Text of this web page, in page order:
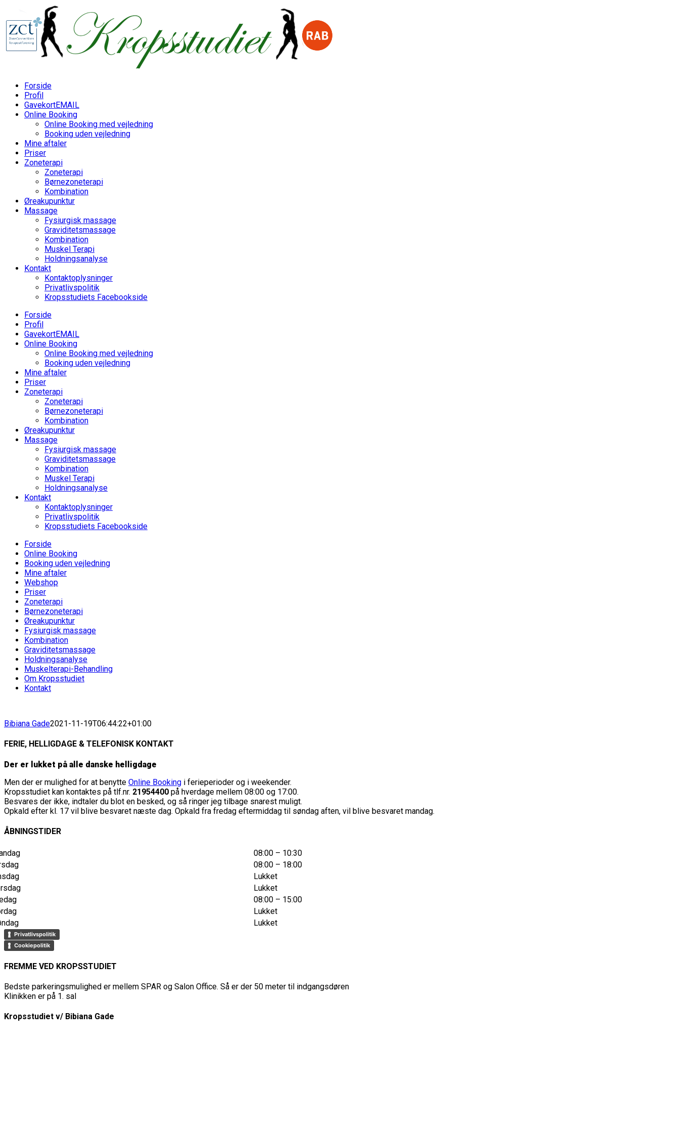
to
content
Forside
Profil
GavekortEMAIL
Online Booking
Online Booking med vejledning
Booking uden vejledning
Mine aftaler
Priser
Zoneterapi
Zoneterapi
Børnezoneterapi
Kombination
Øreakupunktur
Massage
Fysiurgisk massage
Graviditetsmassage
Kombination
Muskel Terapi
Holdningsanalyse
Kontakt
Kontaktoplysninger
Privatlivspolitik
Kropsstudiets Facebookside
Forside
Profil
GavekortEMAIL
Online Booking
Online Booking med vejledning
Booking uden vejledning
Mine aftaler
Priser
Zoneterapi
Zoneterapi
Børnezoneterapi
Kombination
Øreakupunktur
Massage
Fysiurgisk massage
Graviditetsmassage
Kombination
Muskel Terapi
Holdningsanalyse
Kontakt
Kontaktoplysninger
Privatlivspolitik
Kropsstudiets Facebookside
Forside
Online Booking
Booking uden vejledning
Mine aftaler
Webshop
Priser
Zoneterapi
Børnezoneterapi
Øreakupunktur
Fysiurgisk massage
Kombination
Graviditetsmassage
Holdningsanalyse
Muskelterapi-Behandling
Om Kropsstudiet
Kontakt
Bibiana Gade2021-11-19T06:44:22+01:00
FERIE, HELLIGDAGE & TELEFONISK KONTAKT
Der er lukket på alle danske helligdage
Men der er mulighed for at benytte Online Booking i ferieperioder og i weekender.
Kropsstudiet kan kontaktes på tlf.nr. 21954400 på hverdage mellem 08:00 og 17:00.
Besvares der ikke, indtaler du blot en besked, og så ringer jeg tilbage snarest muligt.
Opkald efter kl. 17 vil blive besvaret næste dag. Opkald fra fredag eftermiddag til søndag aften, vil blive besvaret mandag.
ÅBNINGSTIDER
08:00 – 10:30
08:00 – 18:00
Lukket
Lukket
08:00 – 15:00
Lukket
Lukket
Privatlivspolitik
Cookiepolitik
FREMME VED KROPSSTUDIET
Bedste parkeringsmulighed er mellem SPAR og Salon Office. Så er der 50 meter til indgangsdøren
Klinikken er på 1. sal
Kropsstudiet v/ Bibiana Gade